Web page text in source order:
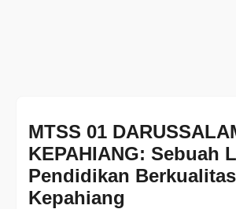
MTSS 01
KEPAHIANG: Sebuah
Pendidikan
Kepahiang